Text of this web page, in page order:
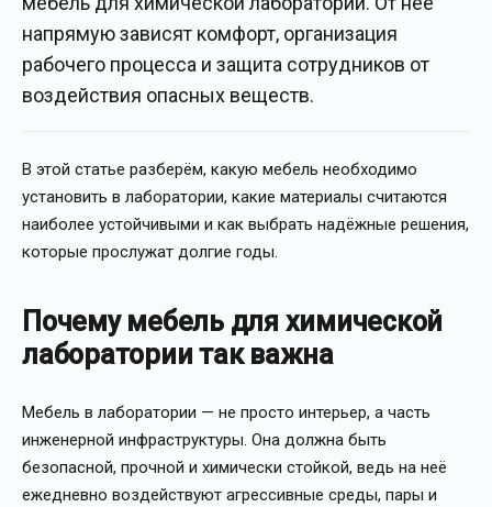
напрямую зависят комфорт, организация
рабочего процесса и защита сотрудников от
воздействия опасных веществ.
В этой статье разберём, какую мебель необходимо
установить в лаборатории, какие материалы считаются
наиболее устойчивыми и как выбрать надёжные решения,
которые прослужат долгие годы.
Почему мебель для химической
лаборатории так важна
Мебель в лаборатории — не просто интерьер, а часть
инженерной инфраструктуры. Она должна быть
безопасной, прочной и химически стойкой, ведь на неё
ежедневно воздействуют агрессивные среды, пары и